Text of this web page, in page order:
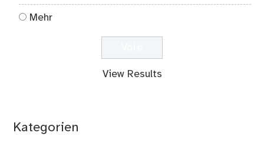
Mehr
View Results
Kategorien